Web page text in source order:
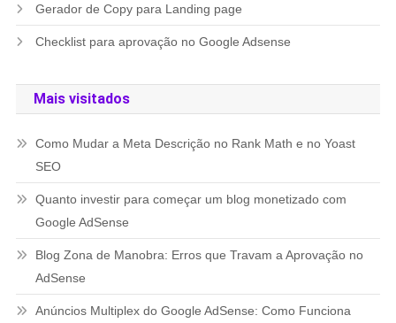
Gerador de Copy para Landing page
Checklist para aprovação no Google Adsense
Mais visitados
Como Mudar a Meta Descrição no Rank Math e no Yoast
SEO
Quanto investir para começar um blog monetizado com
Google AdSense
Blog Zona de Manobra: Erros que Travam a Aprovação no
AdSense
Anúncios Multiplex do Google AdSense: Como Funciona